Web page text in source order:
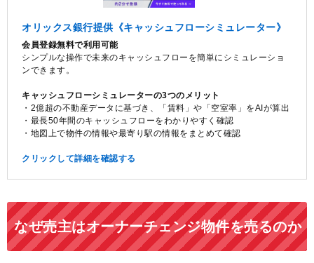
オリックス銀行提供《キャッシュフローシミュレーター》
会員登録無料で利用可能
シンプルな操作で未来のキャッシュフローを簡単にシミュレーショ
ンできます。
キャッシュフローシミュレーターの3つのメリット
・2億超の不動産データに基づき、「賃料」や「空室率」をAIが算出
・最長50年間のキャッシュフローをわかりやすく確認
・地図上で物件の情報や最寄り駅の情報をまとめて確認
クリックして詳細を確認する
なぜ売主はオーナーチェンジ物件を売るのか